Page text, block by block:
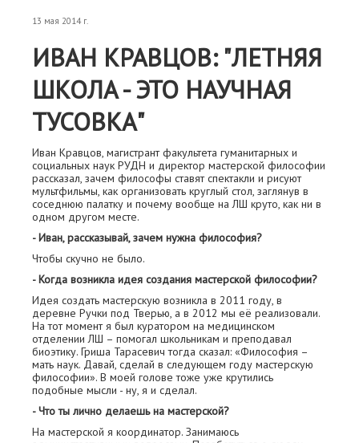
13 мая 2014 г.
ИВАН КРАВЦОВ: "ЛЕТНЯЯ
ШКОЛА - ЭТО НАУЧНАЯ
ТУСОВКА"
Иван Кравцов, магистрант факультета гуманитарных и
социальных наук РУДН и директор мастерской философии
рассказал, зачем философы ставят спектакли и рисуют
мультфильмы, как организовать круглый стол, заглянув в
соседнюю палатку и почему вообще на ЛШ круто, как ни в
одном другом месте.
- Иван, рассказывай, зачем нужна философия?
Чтобы скучно не было.
- Когда возникла идея создания мастерской философии?
Идея создать мастерскую возникла в 2011 году, в
деревне Ручки под Тверью, а в 2012 мы её реализовали.
На тот момент я был куратором на медицинском
отделении ЛШ – помогал школьникам и преподавал
биоэтику. Гриша Тарасевич тогда сказал: «Философия –
мать наук. Давай, сделай в следующем году мастерскую
философии». В моей голове тоже уже крутились
подобные мысли - ну, я и сделал.
- Что ты лично делаешь на мастерской?
На мастерской я координатор. Занимаюсь